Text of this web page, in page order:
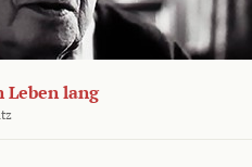
Leben lang